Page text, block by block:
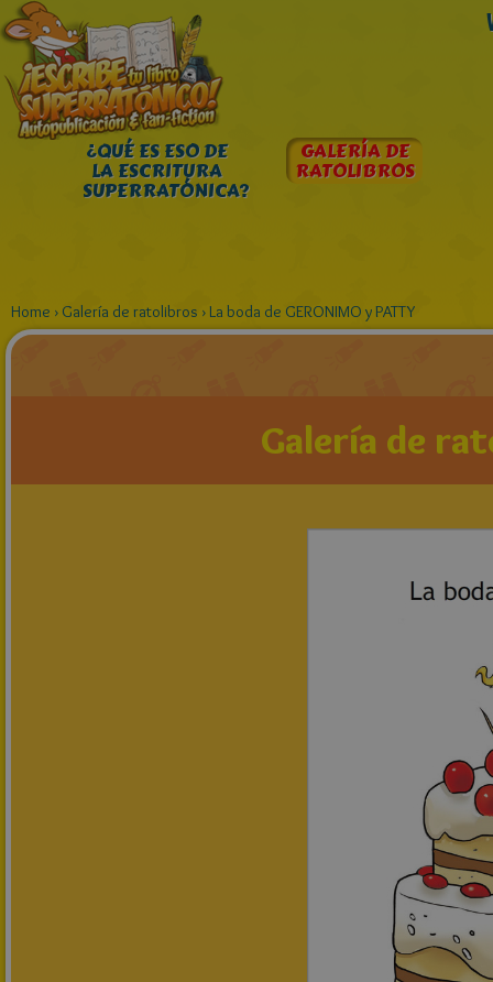
¿QUÉ ES ESO DE
LA ESCRITURA
SUPERRATÓNICA?
GALERÍA DE
RATOLIBROS
Home › Galería de ratolibros › La boda de GERONIMO y PATTY
Galería de